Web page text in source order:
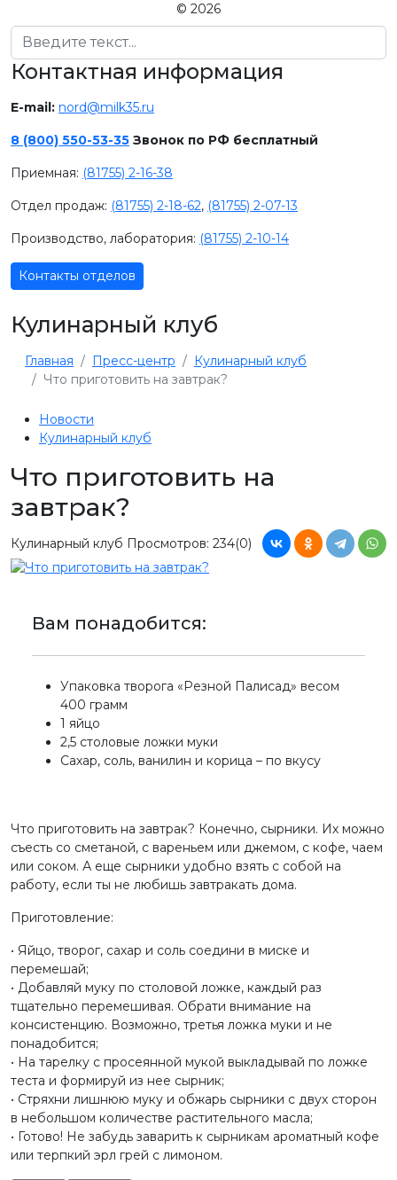
© 2026
Поиск
Контактная информация
E-mail: nord@milk35.ru
8 (800) 550-53-35 Звонок по РФ бесплатный
Приемная: (81755) 2-16-38
Отдел продаж: (81755) 2-18-62, (81755) 2-07-13
Производство, лаборатория: (81755) 2-10-14
Контакты отделов
Кулинарный клуб
Главная Пресс-центр
Кулинарный клуб
Что приготовить на завтрак?
Новости
Кулинарный клуб
Что приготовить на
завтрак?
Кулинарный клуб Просмотров: 234(0)
Вам понадобится:
Упаковка творога «Резной Палисад» весом
400 грамм
1 яйцо
2,5 столовые ложки муки
Сахар, соль, ванилин и корица – по вкусу
Что приготовить на завтрак? Конечно, сырники. Их можно
съесть со сметаной, с вареньем или джемом, с кофе, чаем
или соком. А еще сырники удобно взять с собой на
работу, если ты не любишь завтракать дома.
Приготовление:
• Яйцо, творог, сахар и соль соедини в миске и
перемешай;
• Добавляй муку по столовой ложке, каждый раз
тщательно перемешивая. Обрати внимание на
консистенцию. Возможно, третья ложка муки и не
понадобится;
• На тарелку с просеянной мукой выкладывай по ложке
теста и формируй из нее сырник;
• Стряхни лишнюю муку и обжарь сырники с двух сторон
в небольшом количестве растительного масла;
• Готово! Не забудь заварить к сырникам ароматный кофе
или терпкий эрл грей с лимоном.